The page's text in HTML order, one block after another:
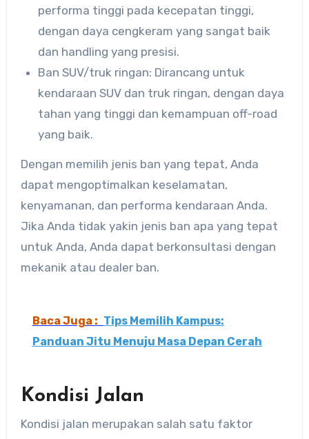
performa tinggi pada kecepatan tinggi,
dengan daya cengkeram yang sangat baik
dan handling yang presisi.
Ban SUV/truk ringan: Dirancang untuk
kendaraan SUV dan truk ringan, dengan daya
tahan yang tinggi dan kemampuan off-road
yang baik.
Dengan memilih jenis ban yang tepat, Anda
dapat mengoptimalkan keselamatan,
kenyamanan, dan performa kendaraan Anda.
Jika Anda tidak yakin jenis ban apa yang tepat
untuk Anda, Anda dapat berkonsultasi dengan
mekanik atau dealer ban.
Baca Juga : Tips Memilih Kampus:
Panduan Jitu Menuju Masa Depan Cerah
Kondisi Jalan
Kondisi jalan merupakan salah satu faktor